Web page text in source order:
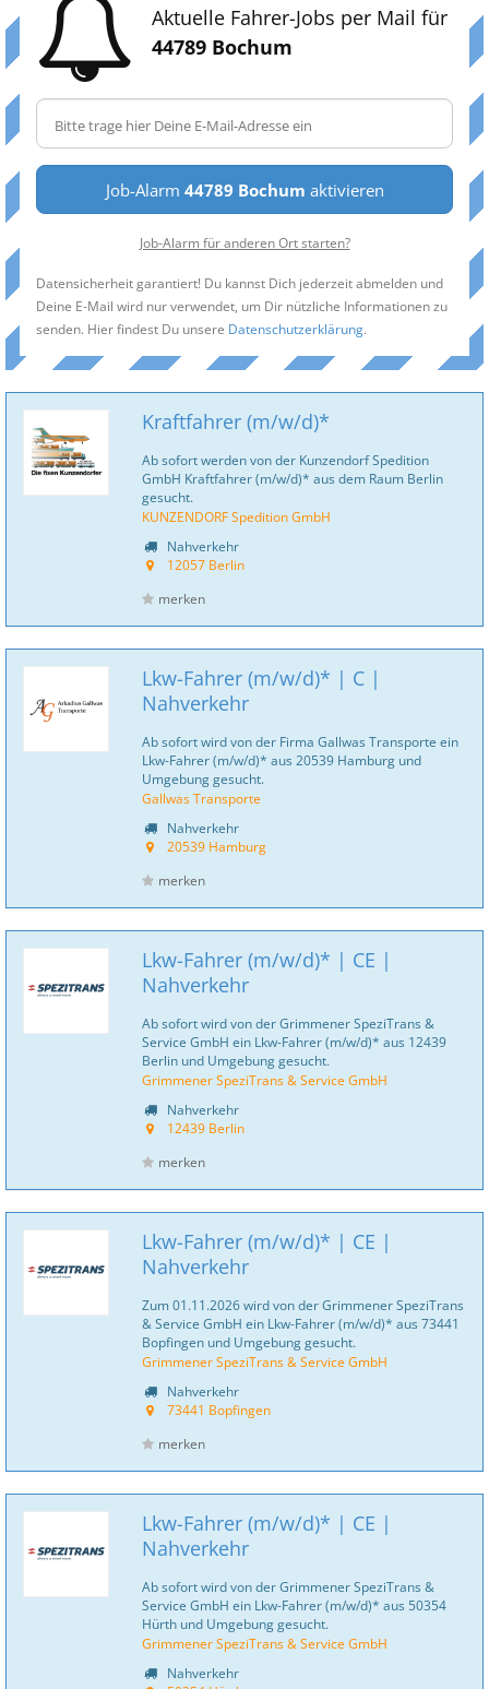
Aktuelle Fahrer-Jobs per Mail für
44789 Bochum
Job-Alarm 44789 Bochum aktivieren
Job-Alarm für anderen Ort starten?
Datensicherheit garantiert! Du kannst Dich jederzeit abmelden und
Deine E-Mail wird nur verwendet, um Dir nützliche Informationen zu
senden. Hier findest Du unsere Datenschutzerklärung.
Kraftfahrer (m/w/d)*
Ab sofort werden von der Kunzendorf Spedition
GmbH Kraftfahrer (m/w/d)* aus dem Raum Berlin
gesucht.
KUNZENDORF Spedition GmbH
Nahverkehr
12057 Berlin
merken
Lkw-Fahrer (m/w/d)* | C |
Nahverkehr
Ab sofort wird von der Firma Gallwas Transporte ein
Lkw-Fahrer (m/w/d)* aus 20539 Hamburg und
Umgebung gesucht.
Gallwas Transporte
Nahverkehr
20539 Hamburg
merken
Lkw-Fahrer (m/w/d)* | CE |
Nahverkehr
Ab sofort wird von der Grimmener SpeziTrans &
Service GmbH ein Lkw-Fahrer (m/w/d)* aus 12439
Berlin und Umgebung gesucht.
Grimmener SpeziTrans & Service GmbH
Nahverkehr
12439 Berlin
merken
Lkw-Fahrer (m/w/d)* | CE |
Nahverkehr
Zum 01.11.2026 wird von der Grimmener SpeziTrans
& Service GmbH ein Lkw-Fahrer (m/w/d)* aus 73441
Bopfingen und Umgebung gesucht.
Grimmener SpeziTrans & Service GmbH
Nahverkehr
73441 Bopfingen
merken
Lkw-Fahrer (m/w/d)* | CE |
Nahverkehr
Ab sofort wird von der Grimmener SpeziTrans &
Service GmbH ein Lkw-Fahrer (m/w/d)* aus 50354
Hürth und Umgebung gesucht.
Grimmener SpeziTrans & Service GmbH
Nahverkehr